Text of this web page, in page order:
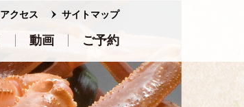
アクセス サイトマップ
動画 ご予約